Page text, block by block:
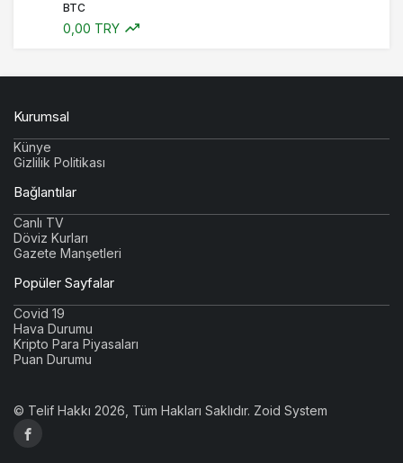
BTC
0,00 TRY
Kurumsal
Künye
Gizlilik Politikası
Bağlantılar
Canlı TV
Döviz Kurları
Gazete Manşetleri
Popüler Sayfalar
Covid 19
Hava Durumu
Kripto Para Piyasaları
Puan Durumu
© Telif Hakkı 2026, Tüm Hakları Saklıdır. Zoid System